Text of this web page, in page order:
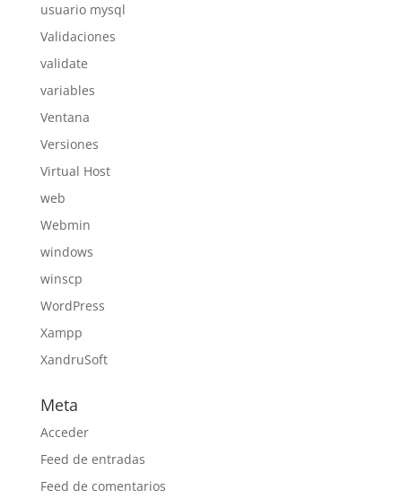
usuario mysql
Validaciones
validate
variables
Ventana
Versiones
Virtual Host
web
Webmin
windows
winscp
WordPress
Xampp
XandruSoft
Meta
Acceder
Feed de entradas
Feed de comentarios